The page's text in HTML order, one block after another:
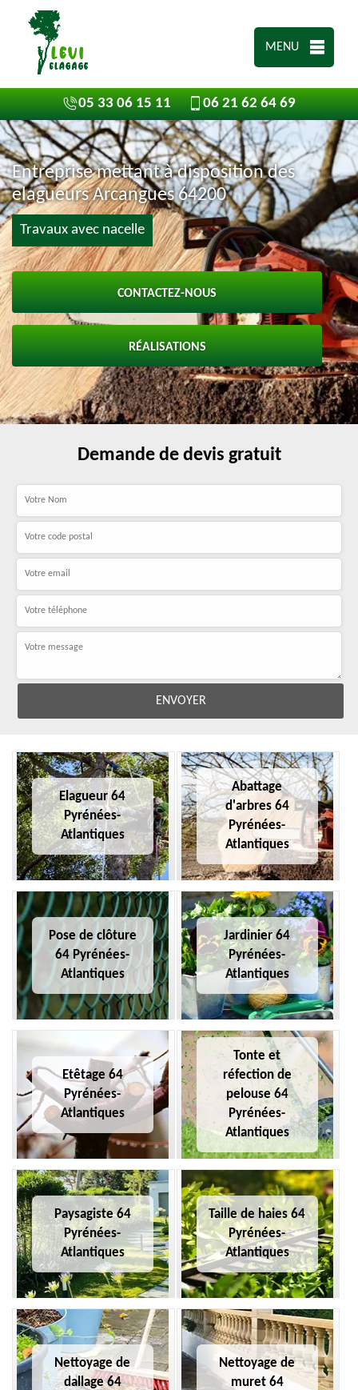
MENU
05 33 06 15 11 06 21 62 64 69
Entreprise mettant à disposition des
elagueurs Arcangues 64200
Travaux avec nacelle
CONTACTEZ-NOUS
RÉALISATIONS
Demande de devis gratuit
Elagueur 64
Pyrénées-
Atlantiques
Abattage
d'arbres 64
Pyrénées-
Atlantiques
Pose de clôture
64 Pyrénées-
Atlantiques
Jardinier 64
Pyrénées-
Atlantiques
Etêtage 64
Pyrénées-
Atlantiques
Tonte et
réfection de
pelouse 64
Pyrénées-
Atlantiques
Paysagiste 64
Pyrénées-
Atlantiques
Taille de haies 64
Pyrénées-
Atlantiques
Nettoyage de
dallage 64
Nettoyage de
muret 64